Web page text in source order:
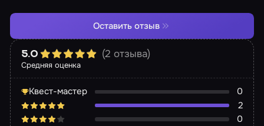
Средняя оценка
5.0 (2 отзыва)
Квест-мастер
0
2
0
Оставить отзыв